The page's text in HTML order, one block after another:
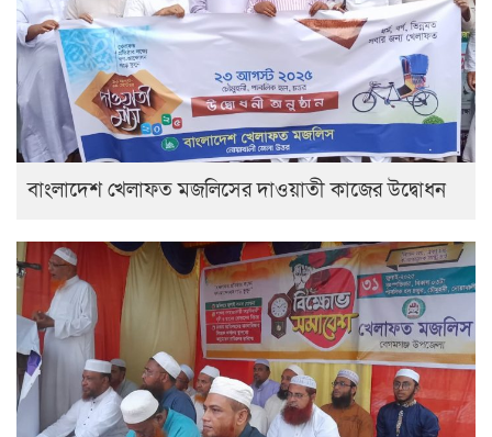
বাংলাদেশ খেলাফত মজলিসের দাওয়াতী কাজের উদ্বোধন